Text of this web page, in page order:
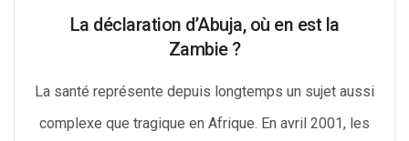
La déclaration d’Abuja, où en est la
Zambie ?
La santé représente depuis longtemps un sujet aussi
complexe que tragique en Afrique. En avril 2001, les